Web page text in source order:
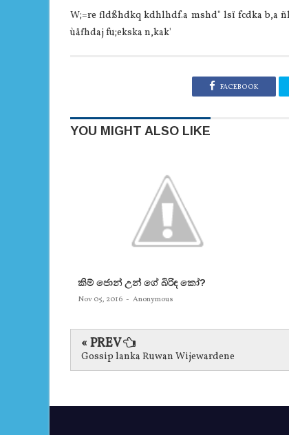
W;=re fldßhdkq kdhlhdf.a mshd" lsï fcdka b,a
ùäfhdaj fu;ekska n,kak'
FACEBOOK
YOU MIGHT ALSO LIKE
කිම් ජොන් උන් ගේ බිරිඳ කෝ?
Nov 05, 2016 - Anonymous
« PREV
Gossip lanka Ruwan Wijewardene